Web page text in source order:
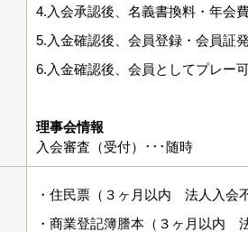
4.入会承認後、名義書換料・年会
5.入金確認後、会員登録・会員証
6.入金確認後、会員としてプレー
理事会情報
入会審査（受付）･･･随時
・住民票（３ヶ月以内 法人入会
・商業登記簿謄本（３ヶ月以内